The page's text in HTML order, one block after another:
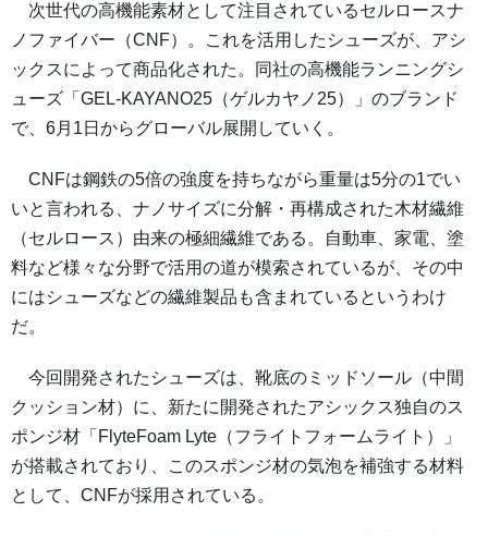
次世代の高機能素材として注目されているセルロースナ
ノファイバー（CNF）。これを活用したシューズが、アシ
ックスによって商品化された。同社の高機能ランニングシ
ューズ「GEL-KAYANO25（ゲルカヤノ25）」のブランド
で、6月1日からグローバル展開していく。
CNFは鋼鉄の5倍の強度を持ちながら重量は5分の1でい
いと言われる、ナノサイズに分解・再構成された木材繊維
（セルロース）由来の極細繊維である。自動車、家電、塗
料など様々な分野で活用の道が模索されているが、その中
にはシューズなどの繊維製品も含まれているというわけ
だ。
今回開発されたシューズは、靴底のミッドソール（中間
クッション材）に、新たに開発されたアシックス独自のス
ポンジ材「FlyteFoam Lyte（フライトフォームライト）」
が搭載されており、このスポンジ材の気泡を補強する材料
として、CNFが採用されている。